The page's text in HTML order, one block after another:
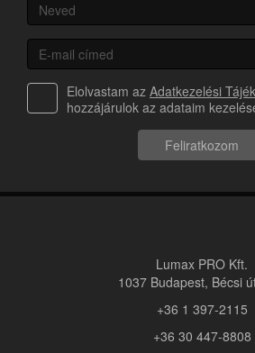
Elolvastam az Adatkezelési
hozzájárulok az adataim
Feliratkozom
Lumax PRO Kft.
1037 Budapest, Bécsi
+36 1 397-2115
+36 30 447-8808